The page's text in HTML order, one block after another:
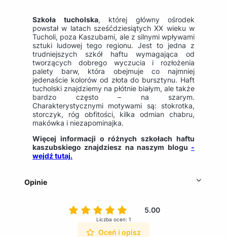
Szkoła tucholska, której główny ośrodek
powstał w latach sześćdziesiątych XX wieku w
Tucholi, poza Kaszubami, ale z silnymi wpływami
sztuki ludowej tego regionu. Jest to jedna z
trudniejszych szkół haftu wymagająca od
tworzących dobrego wyczucia i rozłożenia
palety barw, która obejmuje co najmniej
jedenaście kolorów od złota do bursztynu. Haft
tucholski znajdziemy na płótnie białym, ale także
bardzo często – na szarym.
Charakterystycznymi motywami są: stokrotka,
storczyk, róg obfitości, kilka odmian chabru,
makówka i niezapominajka.
Więcej informacji o różnych szkołach haftu
kaszubskiego znajdziesz na naszym blogu -
wejdź tutaj.
Opinie
5.00
Liczba ocen: 1
Oceń i opisz